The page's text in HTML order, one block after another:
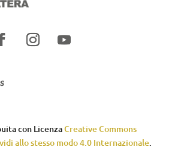
con LicenzaCreative Commons
allo stesso modo 4.0 Internazionale.